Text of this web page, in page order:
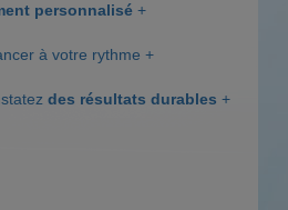
personnalisé +
à votre rythme +
des résultats durables +